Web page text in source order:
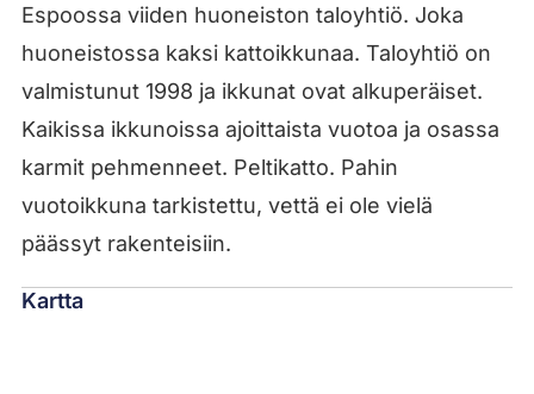
Espoossa viiden huoneiston taloyhtiö. Joka
huoneistossa kaksi kattoikkunaa. Taloyhtiö on
valmistunut 1998 ja ikkunat ovat alkuperäiset.
Kaikissa ikkunoissa ajoittaista vuotoa ja osassa
karmit pehmenneet. Peltikatto. Pahin
vuotoikkuna tarkistettu, vettä ei ole vielä
päässyt rakenteisiin.
Kartta